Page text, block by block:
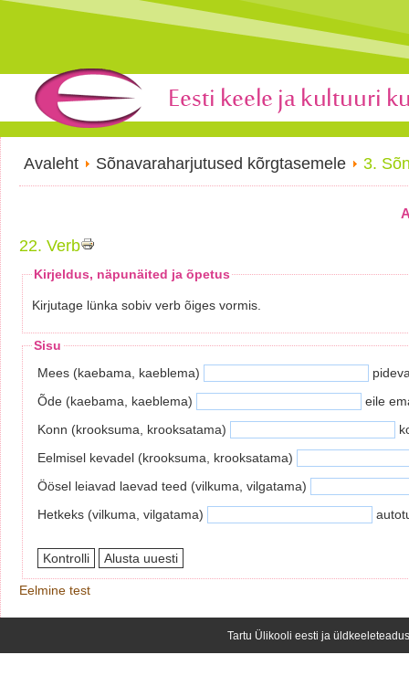
Avaleht Sõnavaraharjutused kõrgtasemele 3.
22. Verb
Kirjeldus, näpunäited ja õpetus
Kirjutage lünka sobiv verb õiges vormis.
Sisu
Mees (kaebama, kaeblema)
Õde (kaebama, kaeblema)
eile
Konn (krooksuma, krooksatama)
Eelmisel kevadel (krooksuma, krooksatama)
Öösel leiavad laevad teed (vilkuma, vilgatama)
Hetkeks (vilkuma, vilgatama)
Eelmine test
Tartu Ülikooli eesti ja